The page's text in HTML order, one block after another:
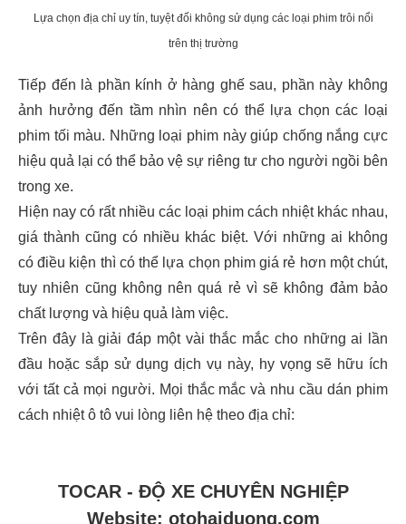
Lựa chọn địa chỉ uy tín, tuyệt đối không sử dụng các loại phim trôi nổi
trên thị trường
Tiếp đến là phần kính ở hàng ghế sau, phần này không
ảnh hưởng đến tầm nhìn nên có thể lựa chọn các loại
phim tối màu. Những loại phim này giúp chống nắng cực
hiệu quả lại có thể bảo vệ sự riêng tư cho người ngồi bên
trong xe.
Hiện nay có rất nhiều các loại phim cách nhiệt khác nhau,
giá thành cũng có nhiều khác biệt. Với những ai không
có điều kiện thì có thể lựa chọn phim giá rẻ hơn một chút,
tuy nhiên cũng không nên quá rẻ vì sẽ không đảm bảo
chất lượng và hiệu quả làm việc.
Trên đây là giải đáp một vài thắc mắc cho những ai lần
đầu hoặc sắp sử dụng dịch vụ này, hy vọng sẽ hữu ích
với tất cả mọi người. Mọi thắc mắc và nhu cầu dán phim
cách nhiệt ô tô vui lòng liên hệ theo địa chỉ:
TOCAR - ĐỘ XE CHUYÊN NGHIỆP
Website: otohaiduong.com